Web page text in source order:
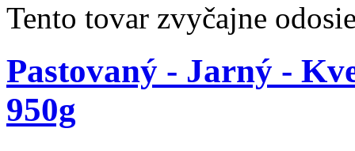
Tento tovar zvyčajne
Pastovaný - Jarný -
950g